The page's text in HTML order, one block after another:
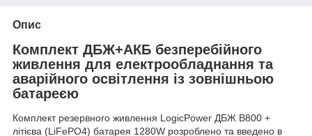
Опис
Комплект ДБЖ+АКБ безперебійного
живлення для електрообладнання та
аварійного освітлення із зовнішньою
батареєю
Комплект резервного живлення LogicPower ДБЖ B800 +
літієва (LiFePO4) батарея 1280W розроблено та введено в